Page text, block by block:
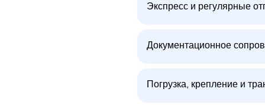
Экспресс и регулярные
Документационное
Погрузка, крепление и